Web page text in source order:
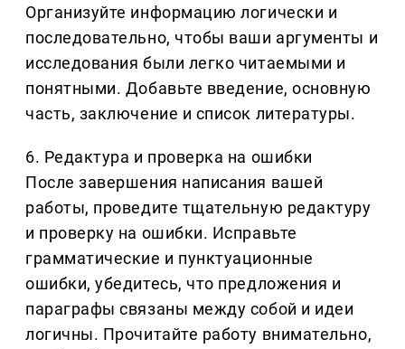
Организуйте информацию логически и
последовательно, чтобы ваши аргументы и
исследования были легко читаемыми и
понятными. Добавьте введение, основную
часть, заключение и список литературы.
6. Редактура и проверка на ошибки
После завершения написания вашей
работы, проведите тщательную редактуру
и проверку на ошибки. Исправьте
грамматические и пунктуационные
ошибки, убедитесь, что предложения и
параграфы связаны между собой и идеи
логичны. Прочитайте работу внимательно,